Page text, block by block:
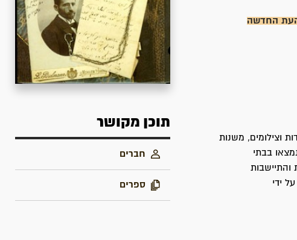
העת החדשה
וצילומים, משנות
שנת 1918. החומרים נמצאו בבתי
והתיישבות
ידי
תוכן מקושר
חברים
ספרים